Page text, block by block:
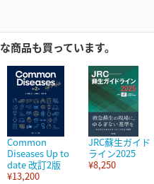
商品も買っています。
Common
Diseases Up to
date 改訂2版
¥13,200
JRC蘇生ガイド
ライン2025
¥8,250